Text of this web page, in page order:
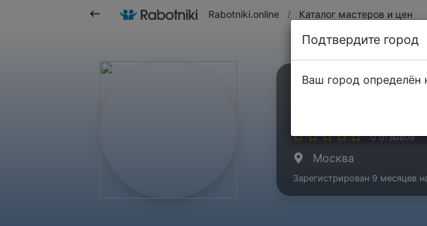
Rabotniki.online / Каталог мастеров и цен
Колдун Сергей
0 отзывов
Москва
Зарегистрирован 9 месяцев
Подтвердите город
Ваш город определён